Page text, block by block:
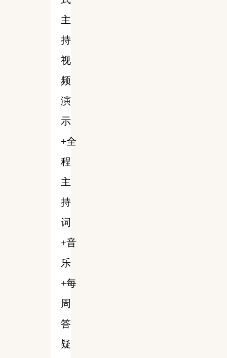
主
持
视
频
演
示
+全
程
主
持
词
+音
乐
+每
周
答
疑